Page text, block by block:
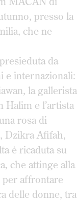
presso la
che ne
da
e internazionali:
la gallerista
Halim e l’artista
rosa di
Dzikra Afifah,
è ricaduta su
che attinge alla
affrontare
delle donne, tra